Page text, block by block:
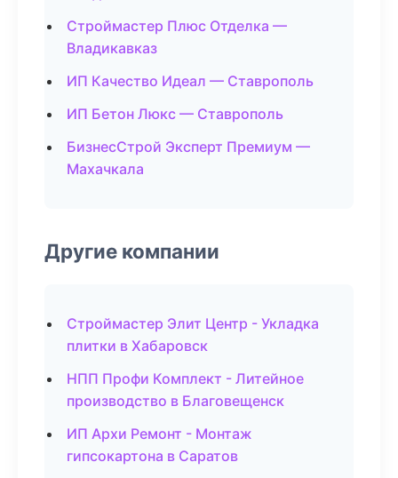
Строймастер Плюс Отделка —
Владикавказ
ИП Качество Идеал — Ставрополь
ИП Бетон Люкс — Ставрополь
БизнесСтрой Эксперт Премиум —
Махачкала
Другие компании
Строймастер Элит Центр - Укладка
плитки в Хабаровск
НПП Профи Комплект - Литейное
производство в Благовещенск
ИП Архи Ремонт - Монтаж
гипсокартона в Саратов